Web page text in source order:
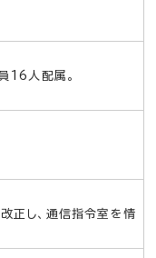
16人配属。
正し、通信指令室を情